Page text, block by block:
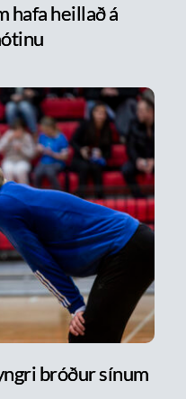
hafa heillað á
bróður sínum